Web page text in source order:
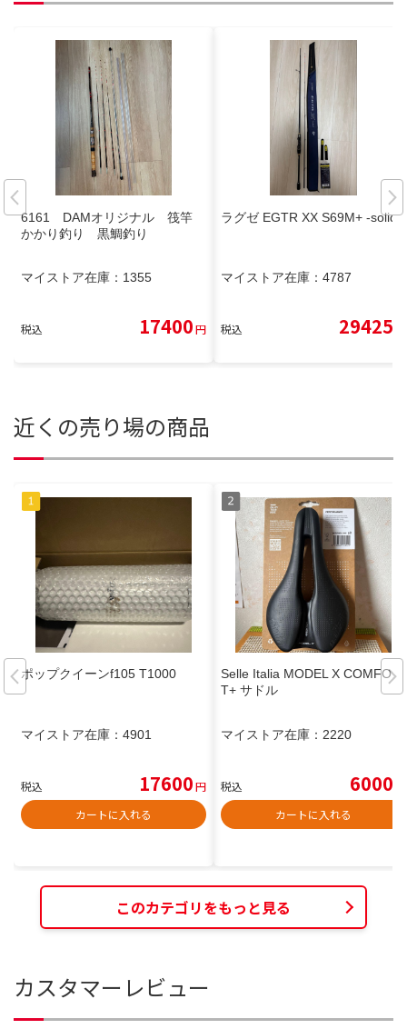
6161 DAMオリジナル 筏竿
かかり釣り 黒鯛釣り
マイストア在庫： 1355
税込 17400円
ラグゼ EGTR XX S69M+ -solid
マイストア在庫： 4787
税込 29425
近くの売り場の商品
ポップクイーンf105 T1000
マイストア在庫： 4901
税込 17600円
カートに入れる
Selle Italia MODEL X COMFOR
T+ サドル
マイストア在庫： 2220
税込 6000
カートに入れる
このカテゴリをもっと見る
カスタマーレビュー